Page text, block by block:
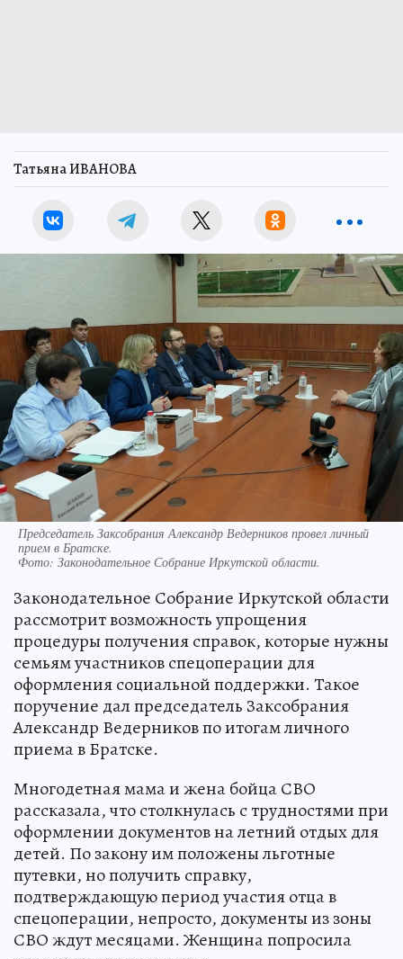
Татьяна ИВАНОВА
Председатель Заксобрания Александр Ведерников провел личный
прием в Братске.
Фото: Законодательное Собрание Иркутской области.
Законодательное Собрание Иркутской области
рассмотрит возможность упрощения
процедуры получения справок, которые нужны
семьям участников спецоперации для
оформления социальной поддержки. Такое
поручение дал председатель Заксобрания
Александр Ведерников по итогам личного
приема в Братске.
Многодетная мама и жена бойца СВО
рассказала, что столкнулась с трудностями при
оформлении документов на летний отдых для
детей. По закону им положены льготные
путевки, но получить справку,
подтверждающую период участия отца в
спецоперации, непросто, документы из зоны
СВО ждут месяцами. Женщина попросила